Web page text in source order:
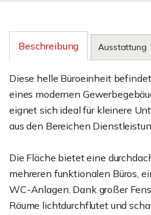
Beschreibung Ausstattung
Diese helle Büroeinheit
eines modernen
eignet sich ideal für kleinere
aus den Bereichen
Die Fläche bietet eine
mehreren funktionalen Büros,
WC-Anlagen. Dank großer
Räume lichtdurchflutet und